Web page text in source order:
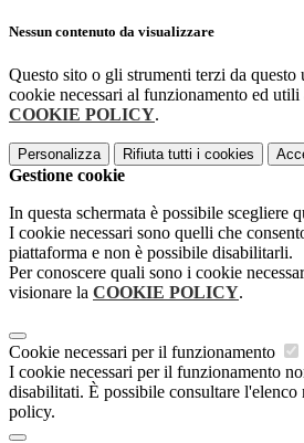
Nessun contenuto da visualizzare
Questo sito o gli strumenti terzi da
cookie necessari al funzionamento ed
COOKIE POLICY.
Personalizza Rifiuta tutti i cookies
Gestione cookie
In questa schermata è possibile scegliere
I cookie necessari sono quelli che
piattaforma e non è possibile disabilitarli.
Per conoscere quali sono i cookie
visionare la COOKIE POLICY.
Cookie necessari per il funzionamento
I cookie necessari per il funzionamento
disabilitati. È possibile consultare
policy.